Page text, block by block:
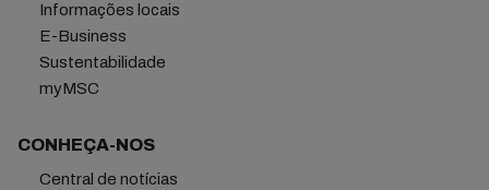
Informações locais
E-Business
Sustentabilidade
myMSC
CONHEÇA-NOS
Central de notícias